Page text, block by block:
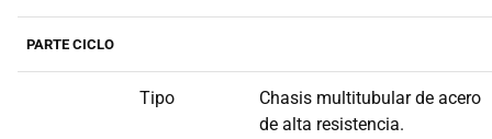
PARTE CICLO
Tipo
Chasis multitubular de acero
de alta resistencia.